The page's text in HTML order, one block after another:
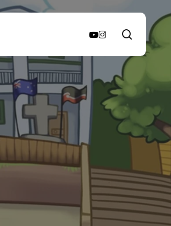
search
youtube
instagram